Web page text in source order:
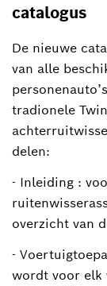
catalogus
De nieuwe
van alle
tradionele
delen:
- Inleiding :
overzicht van
-
wordt voor elk